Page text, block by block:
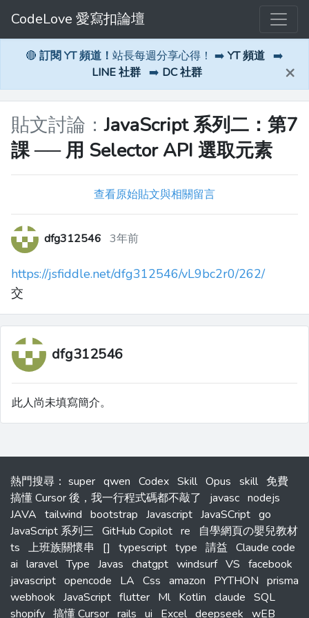
CodeLove 愛寫扣論壇
🔴 訂閱 YT 頻道！ 站長每週分享心得！ ➡️ YT 頻道 ➡️
LINE 社群 ➡️ DC 社群 ×
貼文討論：JavaScript 系列二：第7
課 ── 用 Selector API 選取元素
查看原始貼文與相關留言
dfg312546 3年前
https://jsfiddle.net/dfg312546/vL9bc2r0/262/
交
dfg312546
此人尚未填寫簡介。
熱門搜尋 ： super qwen Codex Skill Opus skill 免費
搞懂 Cursor 後，我一行程式碼都不敲了
javasc nodejs
JAVA tailwind bootstrap Javascript JavaSCript go
JavaScript 系列三 GitHub Copilot re
自學網頁の嬰兒教材
ts 上班族關懷串 [] typescript type 請益 Claude code
ai laravel Type Javas chatgpt windsurf VS facebook
javascript opencode LA Css amazon PYTHON prisma
webhook JavaScript flutter Ml Kotlin claude SQL
shopify 搞懂 Cursor rails ui Excel deepseek wEB